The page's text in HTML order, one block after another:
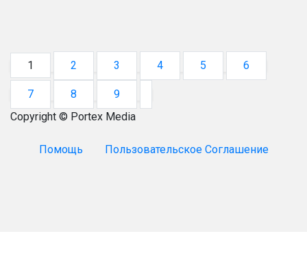
1 2 3 4 5 6
7 8
9
Copyright © Portex Media
Помощь Пользовательское Соглашение